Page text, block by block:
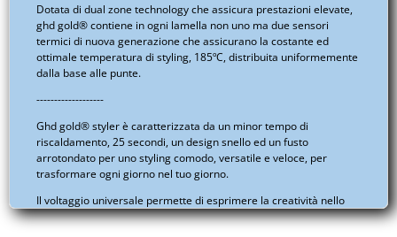
Dotata di dual zone technology che assicura prestazioni elevate,
ghd gold® contiene in ogni lamella non uno ma due sensori
termici di nuova generazione che assicurano la costante ed
ottimale temperatura di styling, 185ºC, distribuita uniformemente
dalla base alle punte.
-------------------
Ghd gold® styler è caratterizzata da un minor tempo di
riscaldamento, 25 secondi, un design snello ed un fusto
arrotondato per uno styling comodo, versatile e veloce, per
trasformare ogni giorno nel tuo giorno.
Il voltaggio universale permette di esprimere la creatività nello
styling in ogni parte del mondo ed il coprilamelle resistente al